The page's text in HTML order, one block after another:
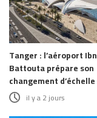
Tanger : l’aéroport Ibn
Battouta prépare son
changement d’échelle
il y a 2 jours